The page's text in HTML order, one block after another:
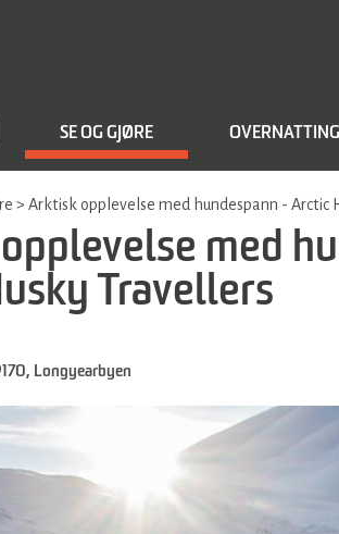
SE OG GJØRE OVERNATTING
> Arktisk opplevelse med hundespann - Arctic
med
Travellers
, Longyearbyen